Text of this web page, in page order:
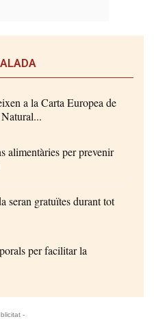
a la Carta Europea de
alimentàries per prevenir
seran gratuïtes durant tot
per facilitar la
-